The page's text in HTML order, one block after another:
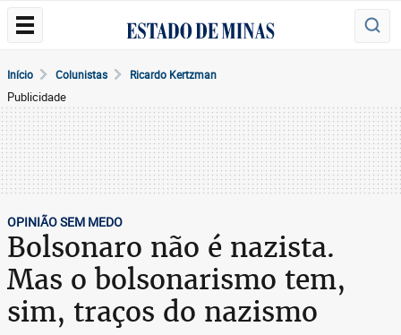
Início Colunistas Ricardo Kertzman
Publicidade
OPINIÃO SEM MEDO
Bolsonaro não é nazista.
Mas o bolsonarismo tem,
sim, traços do nazismo